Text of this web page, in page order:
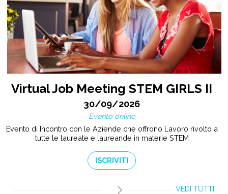
Virtual Job Meeting STEM GIRLS II
30/09/2026
Evento online
Evento di Incontro con le Aziende che offrono Lavoro rivolto a
tutte le laureate e laureande in materie STEM
ISCRIVITI
VEDI TUTTI